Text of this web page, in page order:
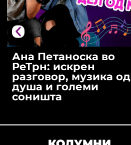
Ана Петаноска во
РеТрн: искрен
разговор, музика од
душа и големи
соништа